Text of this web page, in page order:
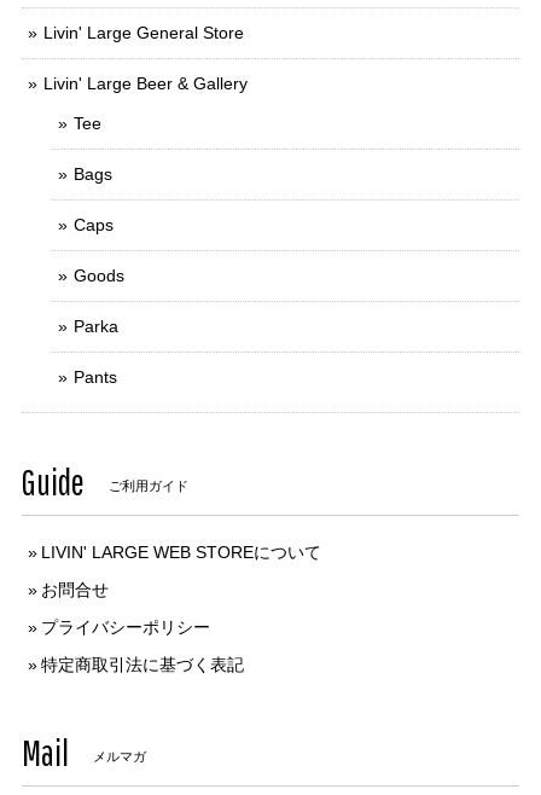
Livin' Large General Store
Livin' Large Beer & Gallery
Tee
Bags
Caps
Goods
Parka
Pants
Guide ご利用ガイド
LIVIN' LARGE WEB STOREについて
お問合せ
プライバシーポリシー
特定商取引法に基づく表記
Mail メルマガ